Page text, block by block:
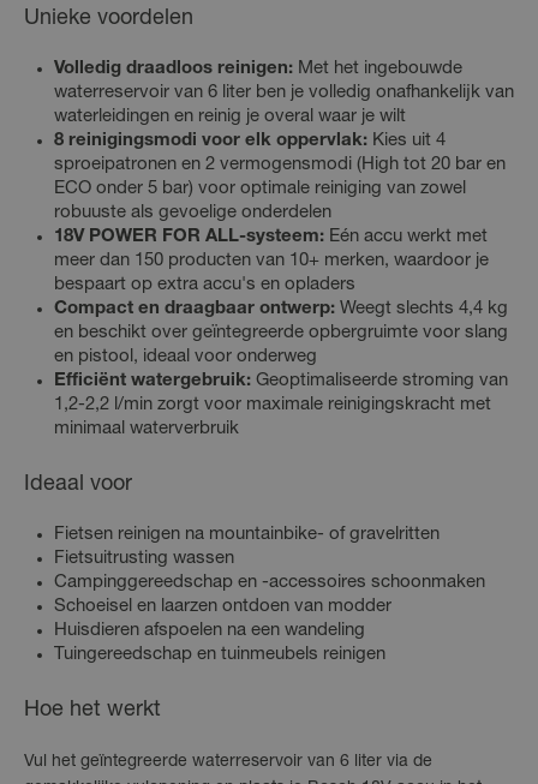
Unieke voordelen
Volledig draadloos reinigen: Met het ingebouwde
waterreservoir van 6 liter ben je volledig onafhankelijk van
waterleidingen en reinig je overal waar je wilt
8 reinigingsmodi voor elk oppervlak: Kies uit 4
sproeipatronen en 2 vermogensmodi (High tot 20 bar en
ECO onder 5 bar) voor optimale reiniging van zowel
robuuste als gevoelige onderdelen
18V POWER FOR ALL-systeem: Eén accu werkt met
meer dan 150 producten van 10+ merken, waardoor je
bespaart op extra accu's en opladers
Compact en draagbaar ontwerp: Weegt slechts 4,4 kg
en beschikt over geïntegreerde opbergruimte voor slang
en pistool, ideaal voor onderweg
Efficiënt watergebruik: Geoptimaliseerde stroming van
1,2-2,2 l/min zorgt voor maximale reinigingskracht met
minimaal waterverbruik
Ideaal voor
Fietsen reinigen na mountainbike- of gravelritten
Fietsuitrusting wassen
Campinggereedschap en -accessoires schoonmaken
Schoeisel en laarzen ontdoen van modder
Huisdieren afspoelen na een wandeling
Tuingereedschap en tuinmeubels reinigen
Hoe het werkt
Vul het geïntegreerde waterreservoir van 6 liter via de